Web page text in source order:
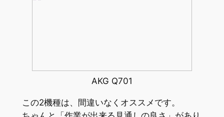
AKG Q701
この2機種は、間違いなくオススメです。